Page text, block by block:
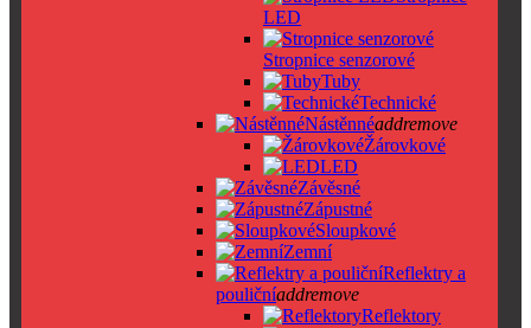
LED
Stropnice senzorové
Tuby
Technické
Nástěnnéaddremove
Žárovkové
LED
Závěsné
Zápustné
Sloupkové
Zemní
Reflektry a
pouličníaddremove
Reflektory